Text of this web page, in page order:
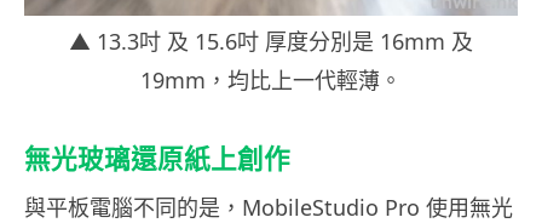
▲ 13.3吋 及 15.6吋 厚度分別是 16mm 及
19mm，均比上一代輕薄。
無光玻璃還原紙上創作
與平板電腦不同的是，MobileStudio Pro 使用無光